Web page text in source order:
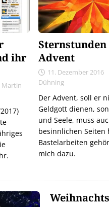
ihr
Martin
Advent
11. Dezember 2016
Dühning
Der Advent, soll er
Geldgott dienen,
und Seele, muss
besinnlichen Seiten
Bastelarbeiten
mich dazu.